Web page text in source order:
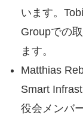
います。
Groupでの
ます。
Matthias
Smart
役会メンバ